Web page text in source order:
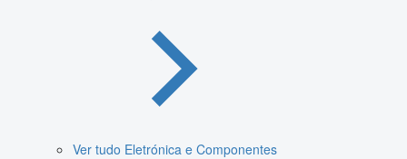
Ver tudo Eletrónica e Componentes